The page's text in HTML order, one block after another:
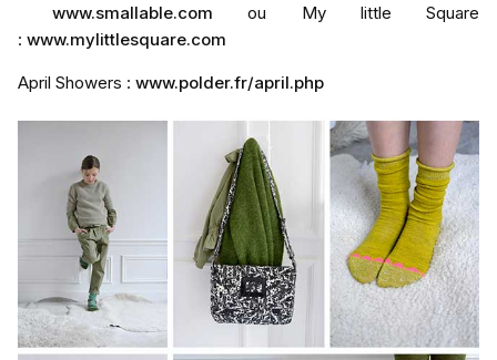
www.smallable.com ou My little Square
: www.mylittlesquare.com
April Showers : www.polder.fr/april.php